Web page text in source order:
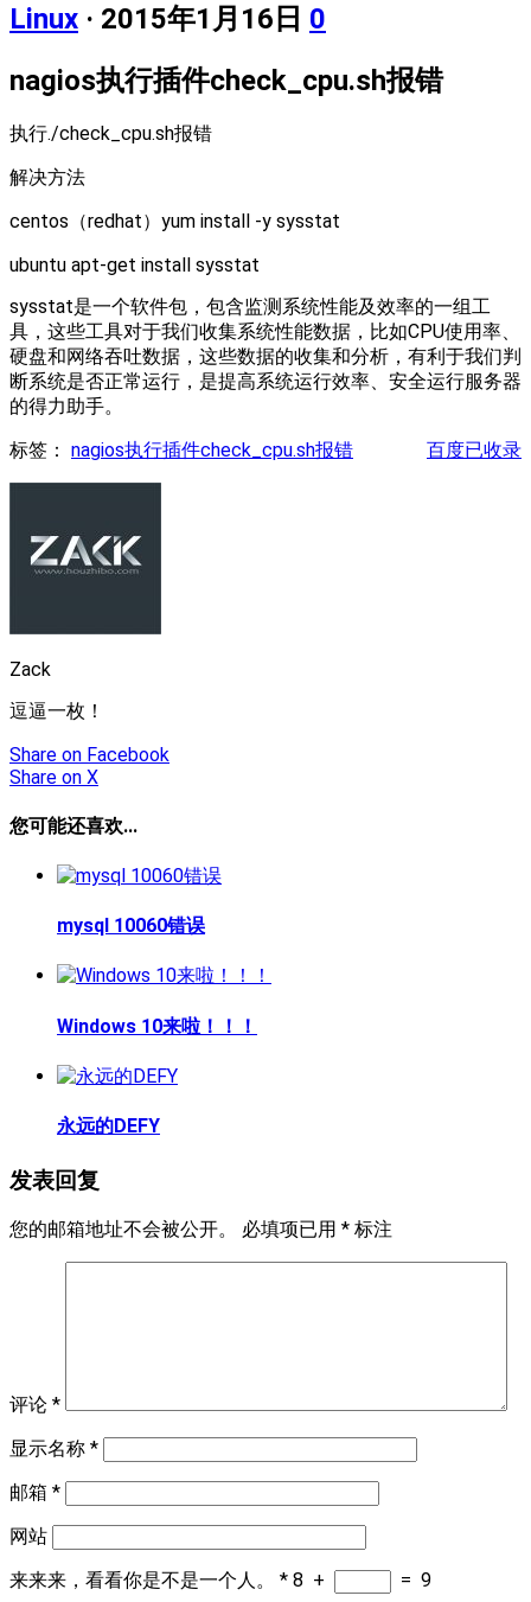
Linux · 2015年1月16日 0
nagios执行插件check_cpu.sh报错
执行./check_cpu.sh报错
解决方法
centos（redhat）yum install -y sysstat
ubuntu apt-get install sysstat
sysstat是一个软件包，包含监测系统性能及效率的一组工
具，这些工具对于我们收集系统性能数据，比如CPU使用率、
硬盘和网络吞吐数据，这些数据的收集和分析，有利于我们判
断系统是否正常运行，是提高系统运行效率、安全运行服务器
的得力助手。
百度已收录
标签： nagios执行插件check_cpu.sh报错
Zack
逗逼一枚！
Share on Facebook
Share on X
您可能还喜欢...
mysql 10060错误
Windows 10来啦！！！
永远的DEFY
发表回复
您的邮箱地址不会被公开。 必填项已用 * 标注
评论 *
显示名称 *
邮箱 *
网站
来来来，看看你是不是一个人。
* 8 + = 9